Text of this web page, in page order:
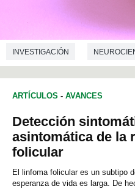
INVESTIGACIÓN
CIENCIAS DE LA COMUNICACIÓN
ARTÍCULOS - AVANCES
Detección
asintomática de la
folicular
El linfoma folicular es un subtipo
esperanza de vida es larga. De